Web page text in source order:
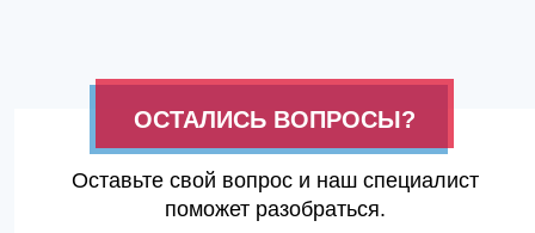
ОСТАЛИСЬ ВОПРОСЫ?
Оставьте свой вопрос и наш специалист
поможет разобраться.